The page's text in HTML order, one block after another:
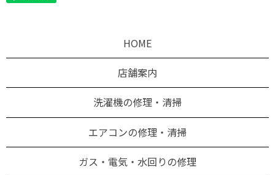
HOME
店舗案内
洗濯機の修理・清掃
エアコンの修理・清掃
ガス・電気・水回りの修理